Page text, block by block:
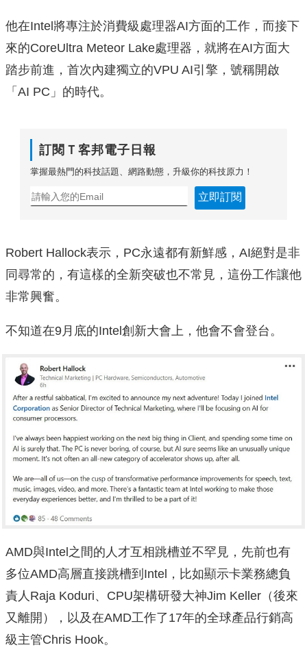
他在Intel將專注於消費級處理器AI方面的工作，而接下
來的CoreUltra Meteor Lake處理器，就將在AI方面大
踏步前進，首次內建獨立的VPU AI引擎，號稱開啟
「AI PC」的時代。
訂閱Ｔ客邦電子日報
掌握最熱門的科技話題、網路動態，升級你的科技原力！
立即訂閱
Robert Hallock表示，PC永遠都有新鮮感，AI絕對是非
同尋常的，有這樣的全新突破也不常見，這份工作讓他
非常興奮。
不知道在9月底的Intel創新大會上，他會不會登台。
AMD與Intel之間的人才互相跳槽並不罕見，先前也有
多位AMD高層直接跳槽到Intel，比如顯示卡業務總負
責人Raja Koduri、CPU架構研發大神Jim Keller（後來
又離開），以及在AMD工作了17年的全球產品行銷高
級主管Chris Hook。